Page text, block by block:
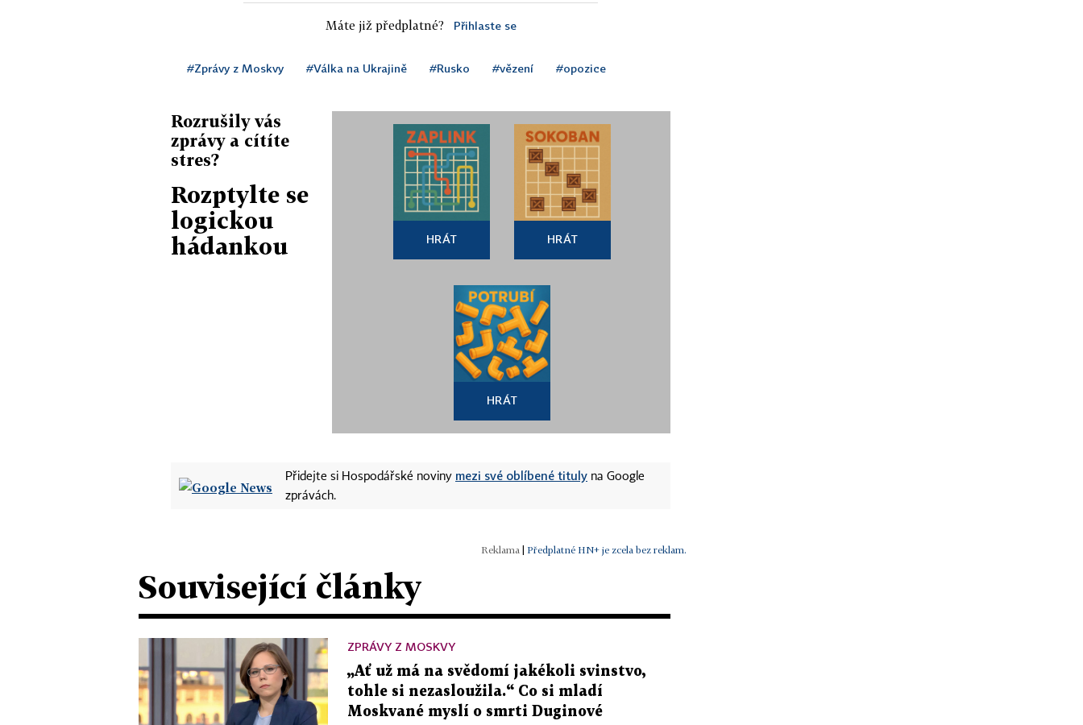
Máte již předplatné? Přihlaste se
#Zprávy z Moskvy #Válka na Ukrajině #Rusko #vězení #opozice
Rozrušily vás
zprávy a cítíte
stres?
Rozptylte se
logickou
hádankou
HRÁT HRÁT
HRÁT
Přidejte si Hospodářské noviny mezi své oblíbené tituly na Google
zprávách.
| Předplatné HN+ je zcela bez reklam.
Související články
ZPRÁVY Z MOSKVY
„Ať už má na svědomí jakékoli svinstvo,
tohle si nezasloužila.“ Co si mladí
Moskvané myslí o smrti Duginové